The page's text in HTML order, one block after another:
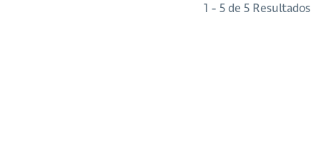
1 - 5 de 5 Resultados